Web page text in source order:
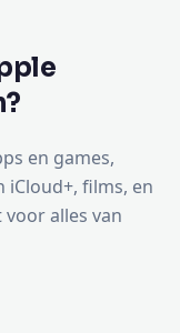
en games,
iCloud+, films, en
alles van